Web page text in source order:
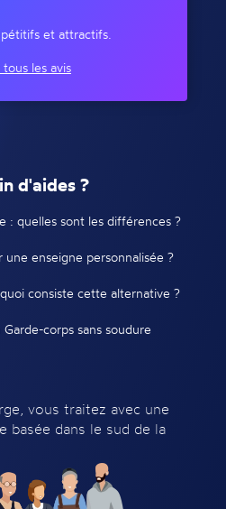
et attractifs.
tous les avis
d'aides ?
: quelles sont les différences ?
enseigne personnalisée ?
consiste cette alternative ?
corps sans soudure
vous traitez avec une
basée dans le sud de la